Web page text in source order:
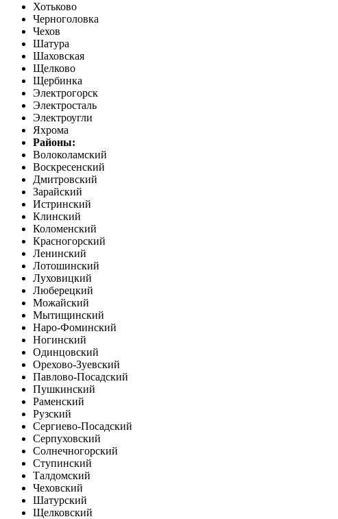
Хотьково
Черноголовка
Чехов
Шатура
Шаховская
Щелково
Щербинка
Электрогорск
Электросталь
Электроугли
Яхрома
Районы:
Волоколамский
Воскресенский
Дмитровский
Зарайский
Истринский
Клинский
Коломенский
Красногорский
Ленинский
Лотошинский
Луховицкий
Люберецкий
Можайский
Мытищинский
Наро-Фоминский
Ногинский
Одинцовский
Орехово-Зуевский
Павлово-Посадский
Пушкинский
Раменский
Рузский
Сергиево-Посадский
Серпуховский
Солнечногорский
Ступинский
Талдомский
Чеховский
Шатурский
Щелковский